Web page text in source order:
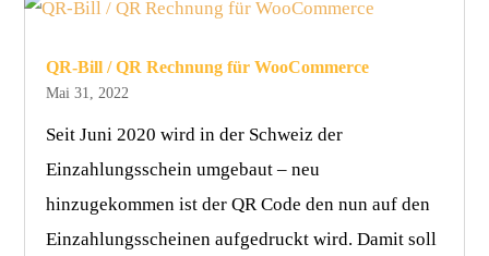
QR-Bill / QR Rechnung für WooCommerce
Mai 31, 2022
Seit Juni 2020 wird in der Schweiz der
Einzahlungsschein umgebaut – neu
hinzugekommen ist der QR Code den nun auf den
Einzahlungsscheinen aufgedruckt wird. Damit soll